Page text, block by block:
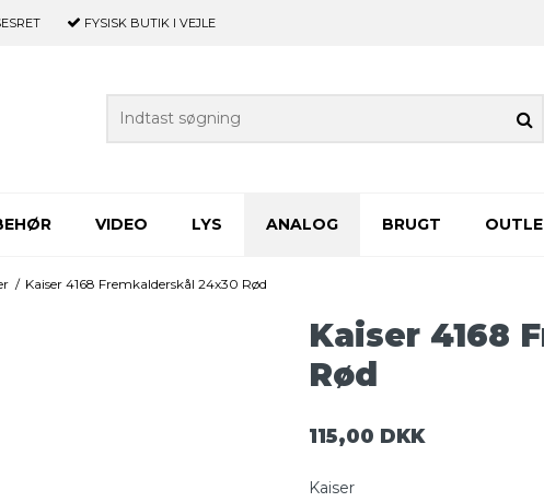
FYSISK BUTIK I VEJLE
VIDEO LYS ANALOG BRUGT
/ Kaiser 4168 Fremkalderskål 24x30 Rød
Kaiser 4168
Rød
115,00 DKK
Kaiser